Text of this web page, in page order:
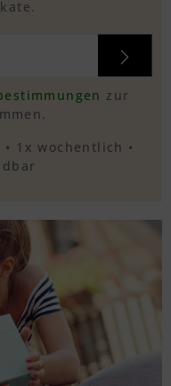
zur
1x wochentlich •